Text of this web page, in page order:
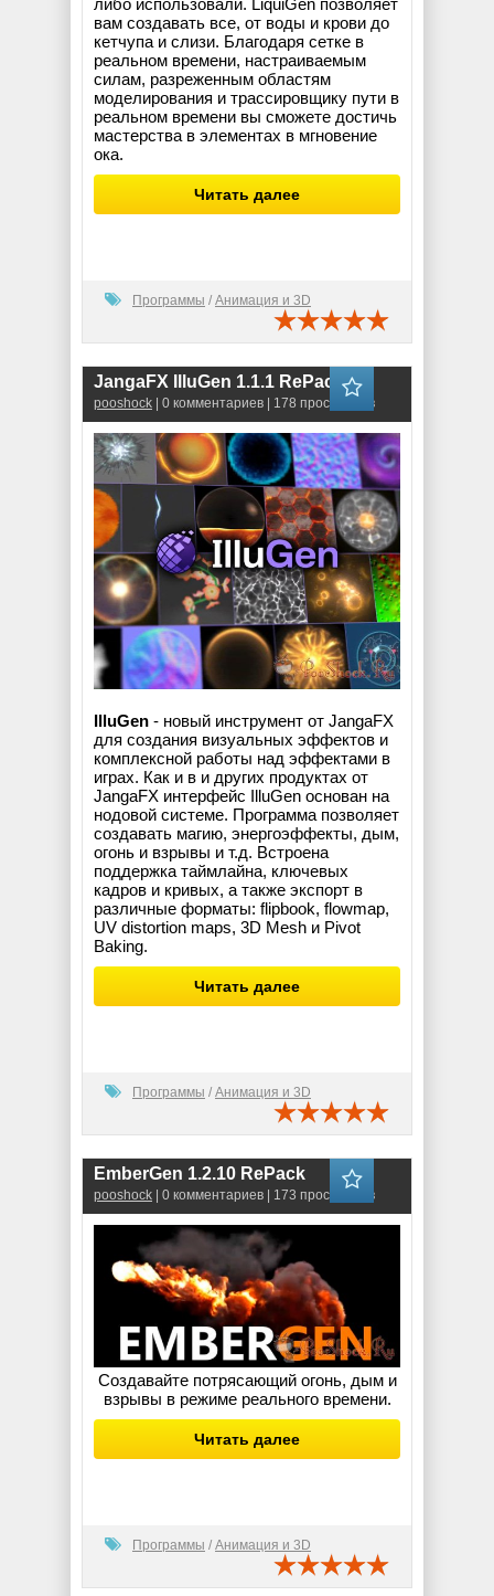
либо использовали. LiquiGen позволяет
вам создавать все, от воды и крови до
кетчупа и слизи. Благодаря сетке в
реальном времени, настраиваемым
силам, разреженным областям
моделирования и трассировщику пути в
реальном времени вы сможете достичь
мастерства в элементах в мгновение
ока.
Читать далее
Программы / Анимация и 3D
JangaFX IlluGen 1.1.1 RePack
pooshock | 0 комментариев | 178 просмотров
IlluGen - новый инструмент от JangaFX
для создания визуальных эффектов и
комплексной работы над эффектами в
играх. Как и в и других продуктах от
JangaFX интерфейс IlluGen основан на
нодовой системе. Программа позволяет
создавать магию, энергоэффекты, дым,
огонь и взрывы и т.д. Встроена
поддержка таймлайна, ключевых
кадров и кривых, а также экспорт в
различные форматы: flipbook, flowmap,
UV distortion maps, 3D Mesh и Pivot
Baking.
Читать далее
Программы / Анимация и 3D
EmberGen 1.2.10 RePack
pooshock | 0 комментариев | 173 просмотров
Создавайте потрясающий огонь, дым и
взрывы в режиме реального времени.
Читать далее
Программы / Анимация и 3D